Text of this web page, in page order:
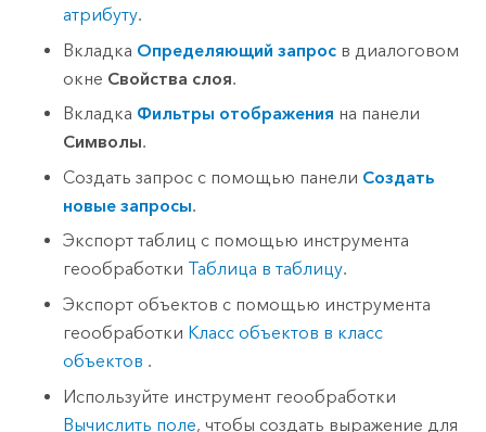
атрибуту.
Вкладка Определяющий запрос в диалоговом
окне Свойства слоя.
Вкладка Фильтры отображения на панели
Символы.
Создать запрос с помощью панели Создать
новые запросы.
Экспорт таблиц с помощью инструмента
геообработки Таблица в таблицу.
Экспорт объектов с помощью инструмента
геообработки Класс объектов в класс
объектов .
Используйте инструмент геообработки
Вычислить поле, чтобы создать выражение для